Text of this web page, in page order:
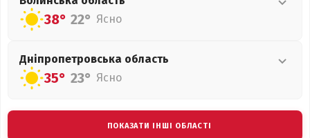
38° 22° Ясно
Дніпропетровська область
35° 23° Ясно
ПОКАЗАТИ ІНШІ ОБЛАСТІ